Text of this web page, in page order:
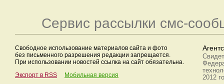
Сервис рассылки смс-
Свободное использование материалов сайта и фото
без письменного разрешения редакции запрещается.
При использовании новостей ссылка на сайт обязательна.
Экспорт в RSS
Мобильная версия
2012